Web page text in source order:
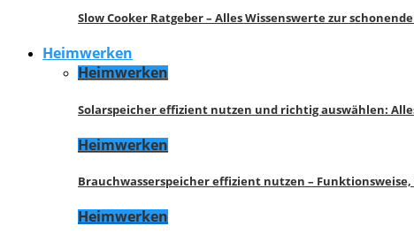
Slow Cooker Ratgeber – Alles Wissenswerte zur
Heimwerken
Heimwerken
Solarspeicher effizient nutzen und richtig auswählen:
Heimwerken
Brauchwasserspeicher effizient nutzen –
Heimwerken